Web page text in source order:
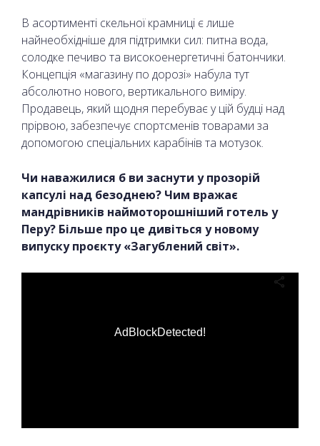
В асортименті скельної крамниці є лише
найнеобхідніше для підтримки сил: питна вода,
солодке печиво та високоенергетичні батончики.
Концепція «магазину по дорозі» набула тут
абсолютно нового, вертикального виміру.
Продавець, який щодня перебуває у цій будці над
прірвою, забезпечує спортсменів товарами за
допомогою спеціальних карабінів та мотузок.
Чи наважилися б ви заснути у прозорій
капсулі над безоднею? Чим вражає
мандрівників наймоторошніший готель у
Перу? Більше про це дивіться у новому
випуску проєкту «Загублений світ».
AdBlockDetected!